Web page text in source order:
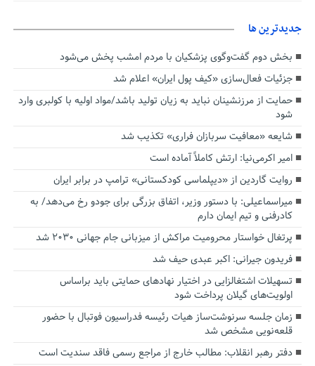
جديدترين ها
بخش دوم گفت‌وگوی پزشکیان با مردم امشب پخش می‌شود
جزئیات فعال‌سازی «کیف پول ایران» اعلام شد
حمایت از مرزنشینان نباید به زیان تولید باشد/مواد اولیه با کولبری وارد
شود
شایعه «معافیت سربازان فراری» تکذیب شد
امیر اکرمی‌نیا: ارتش کاملاً آماده است
روایت گاردین از «دیپلماسی کودکستانی» ترامپ در برابر ایران
میراسماعیلی: با دستور وزیر، اتفاق بزرگی برای جودو رخ می‌دهد/ به
کادرفنی و تیم ایمان دارم
پرتغال خواستار محرومیت مراکش از میزبانی جام جهانی ۲۰۳۰ شد
فریدون جیرانی: اکبر عبدی حیف شد
تسهیلات اشتغالزایی در اختیار نهادهای حمایتی باید براساس
اولویت‌های گیلان پرداخت شود
زمان جلسه سرنوشت‌ساز هیات رئیسه فدراسیون فوتبال با حضور
قلعه‌نویی مشخص شد
دفتر رهبر انقلاب: مطالب خارج از مراجع رسمی فاقد سندیت است